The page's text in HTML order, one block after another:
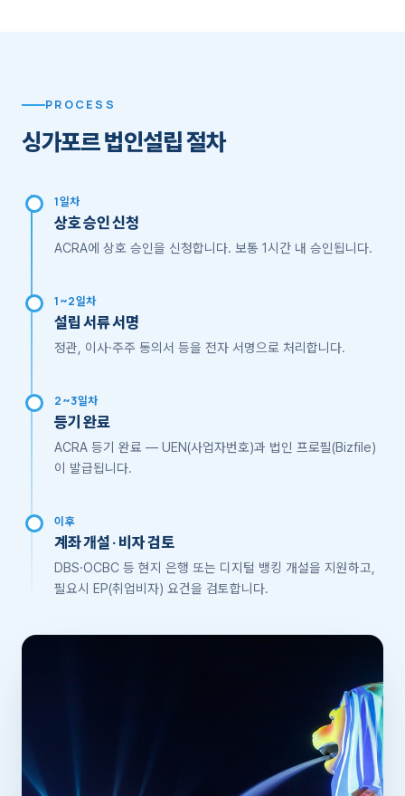
PROCESS
싱가포르 법인설립 절차
1일차
상호 승인 신청
ACRA에 상호 승인을 신청합니다. 보통 1시간 내 승인됩니다.
1~2일차
설립 서류 서명
정관, 이사·주주 동의서 등을 전자 서명으로 처리합니다.
2~3일차
등기 완료
ACRA 등기 완료 — UEN(사업자번호)과 법인 프로필(Bizfile)
이 발급됩니다.
이후
계좌 개설 · 비자 검토
DBS·OCBC 등 현지 은행 또는 디지털 뱅킹 개설을 지원하고,
필요시 EP(취업비자) 요건을 검토합니다.